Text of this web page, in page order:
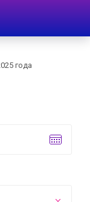
года